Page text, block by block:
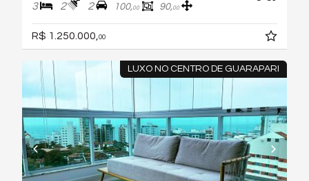
3 2 2 100,00 90,00
R$ 1.250.000, 00
LUXO NO CENTRO DE GUARAPARI